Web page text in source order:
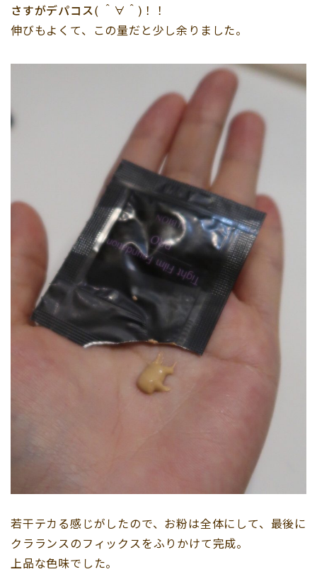
さすがデパコス( ＾∀＾)！！
伸びもよくて、この量だと少し余りました。
若干テカる感じがしたので、お粉は全体にして、最後に
クラランスのフィックスをふりかけて完成。
上品な色味でした。